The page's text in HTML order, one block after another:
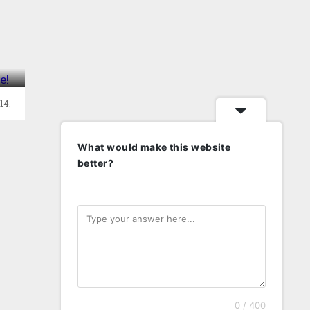
What would make this website
better?
0 / 400